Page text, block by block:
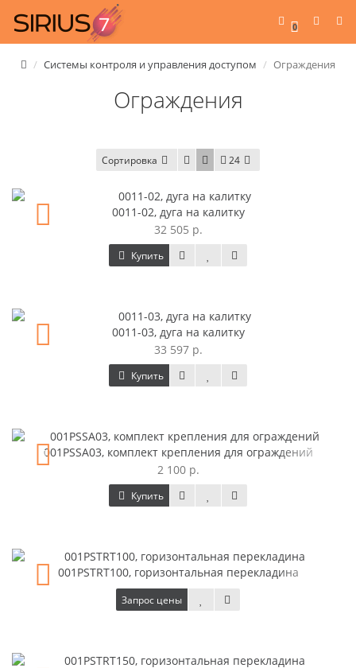
0
Системы контроля и управления доступом Ограждения
Ограждения
Сортировка 24
0011-02, дуга на калитку
32 505 р.
Купить
0011-03, дуга на калитку
33 597 р.
Купить
001PSSA03, комплект крепления для ограждений
2 100 р.
Купить
001PSTRT100, горизонтальная перекладина
Запрос цены